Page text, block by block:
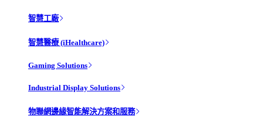
智慧工廠
智慧醫療 (iHealthcare)
Gaming Solutions
Industrial Display Solutions
物聯網邊緣智能解決方案和服務